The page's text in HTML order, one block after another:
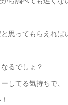
思ってもらえれば
るでしょ？
してる気持ちで、